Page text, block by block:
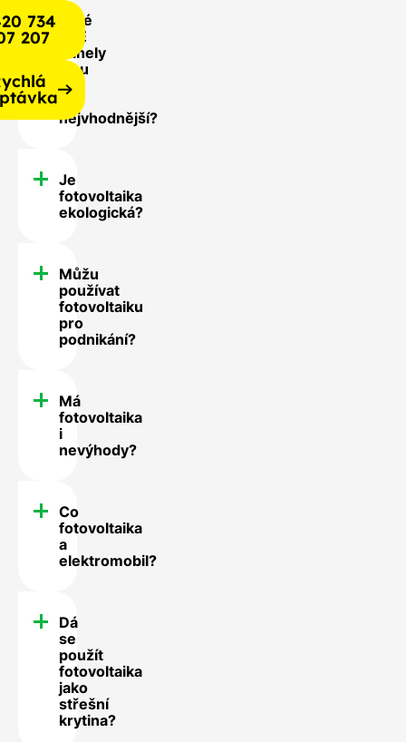
Jaké
FVE
panely
jsou
pro
nejvhodnější?
Je
fotovoltaika
ekologická?
Můžu
používat
fotovoltaiku
pro
podnikání?
Má
fotovoltaika
i
nevýhody?
Co
fotovoltaika
a
elektromobil?
Dá
se
použít
fotovoltaika
jako
střešní
krytina?
734
207